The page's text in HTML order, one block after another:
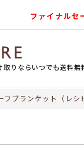
ファイナル
りならいつでも送料無
フブランケット（レシ